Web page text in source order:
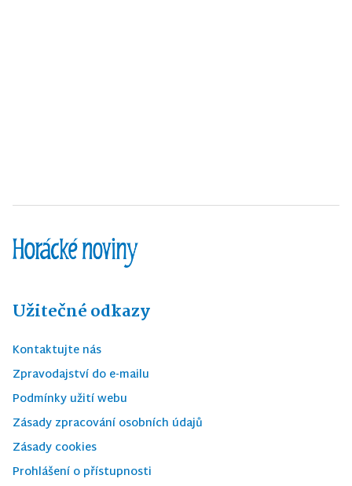
Užitečné odkazy
Kontaktujte nás
Zpravodajství do e-mailu
Podmínky užití webu
Zásady zpracování osobních údajů
Zásady cookies
Prohlášení o přístupnosti